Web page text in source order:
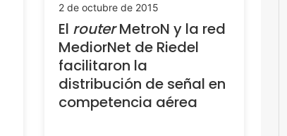
2 de octubre de 2015
El routerMetroN y la red
MediorNet de Riedel
facilitaron la
distribución de señal en
competencia aérea